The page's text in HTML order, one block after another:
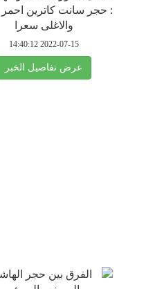
: حجر سانت كاترين احمر
والاغلى سعرا
2022-07-15 14:40:12
عرض تفاصيل الخبر